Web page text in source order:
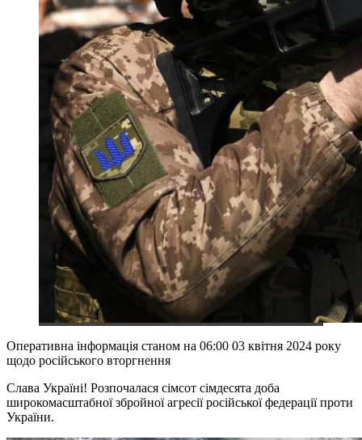
Оперативна інформація станом на 06:00 03 квітня 2024 року
щодо російського вторгнення
Слава Україні! Розпочалася сімсот сімдесята доба
широкомасштабної збройної агресії російської федерації проти
України.